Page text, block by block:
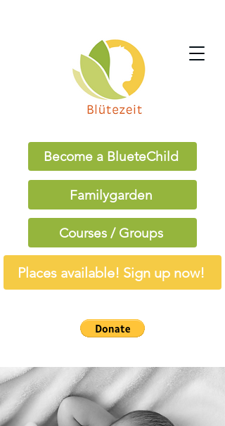
Become a BlueteChild
Familygarden
Courses / Groups
Places available! Sign up now!